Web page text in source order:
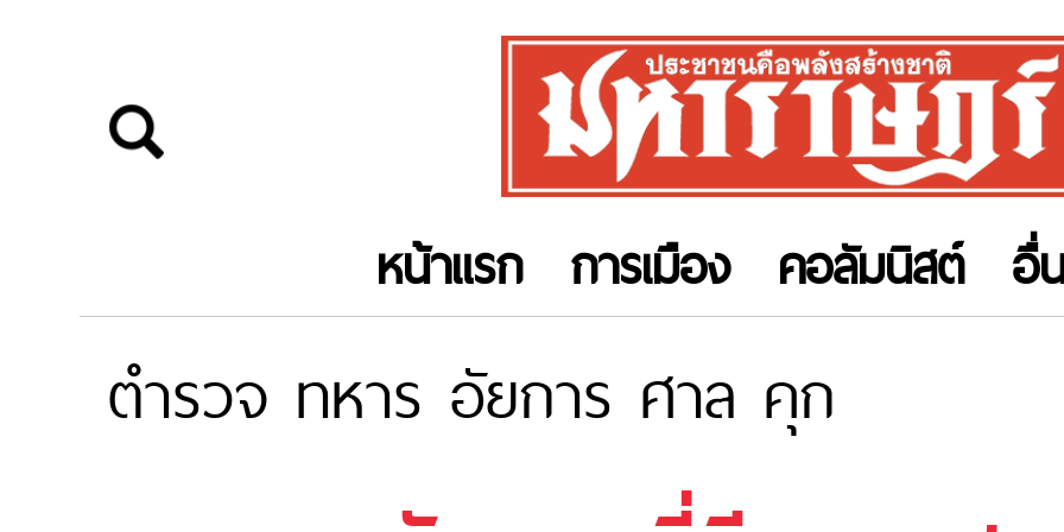
หน้าแรก การเมือง คอลัมนิสต์ อื่
ตำรวจ ทหาร อัยการ ศาล คุก